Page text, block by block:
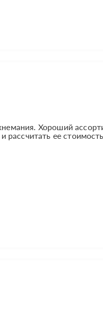
Хороший
ее